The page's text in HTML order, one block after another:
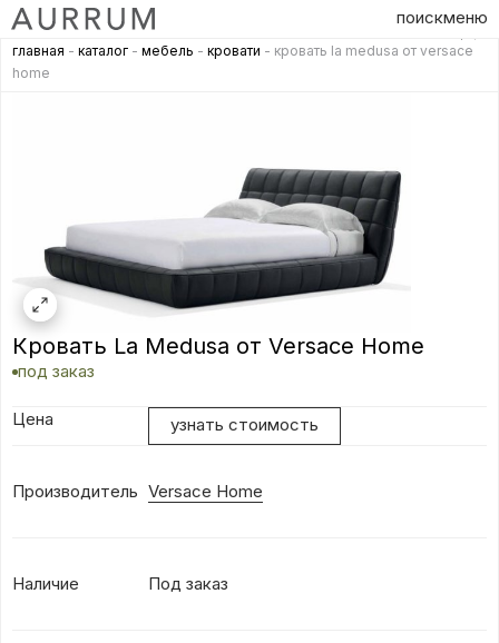
поискменю
главная - каталог - мебель - кровати - кровать la medusa от versace
home
Кровать La Medusa от Versace Home
под заказ
Цена узнать стоимость
Производитель Versace Home
Наличие Под заказ